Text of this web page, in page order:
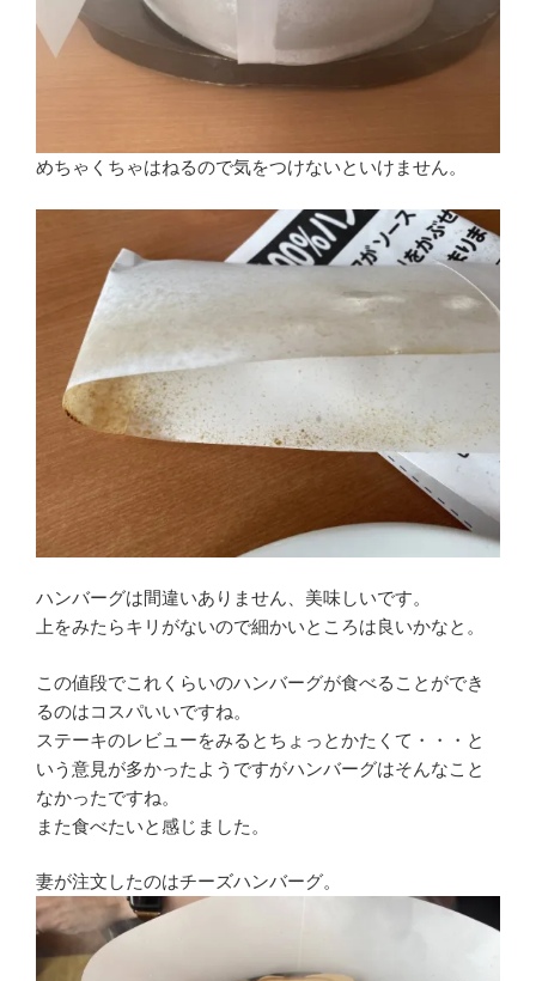
めちゃくちゃはねるので気をつけないといけません。
ハンバーグは間違いありません、美味しいです。
上をみたらキリがないので細かいところは良いかなと。
この値段でこれくらいのハンバーグが食べることができ
るのはコスパいいですね。
ステーキのレビューをみるとちょっとかたくて・・・と
いう意見が多かったようですがハンバーグはそんなこと
なかったですね。
また食べたいと感じました。
妻が注文したのはチーズハンバーグ。